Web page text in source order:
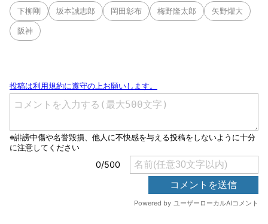
下柳剛 坂本誠志郎 岡田彰布 梅野隆太郎 矢野燿大
阪神